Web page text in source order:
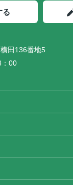
る
田136番地5
00